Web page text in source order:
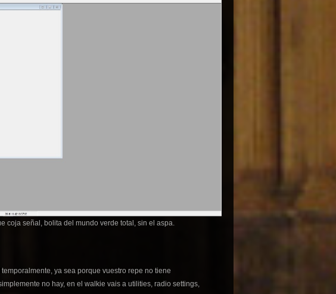
coja señal, bolita del mundo verde total, sin el aspa.
ya sea porque vuestro repe no tiene
no hay, en el walkie vais a utilities, radio settings,